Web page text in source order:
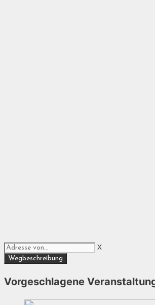
X
Vorgeschlagene